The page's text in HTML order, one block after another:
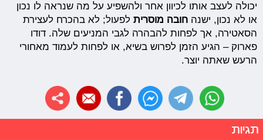
יכולה לעצב אותו לכיוון אחר ולהשפיע על מה שנראה לו נכון
או לא נכון, ישנהחובה מוסרית לפעול; לא בהכרח לעצירת
הסאטירה, אך לפחות להבהרה לגבי המניעים שלה. דודו
פארוק – הגיע הזמן לפרוש בשיא, או לפחות לעמוד מאחורי
הרעש שאתה יוצר.
תגיות